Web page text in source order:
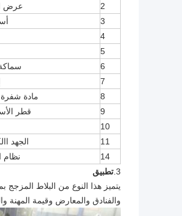
2
عرض
3
4
5
6
7
8
مادة
9
قطر
10
11
الجهد
14
نظام
3. تطبيق
يتميز هذا النوع من البلاط
والفنادق والمعارض وقيمة المهنة